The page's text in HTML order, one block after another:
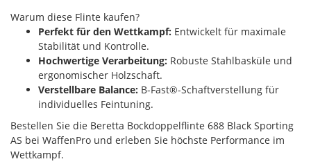
Warum diese Flinte kaufen?
Perfekt für den Wettkampf: Entwickelt für maximale
Stabilität und Kontrolle.
Hochwertige Verarbeitung: Robuste Stahlbasküle und
ergonomischer Holzschaft.
Verstellbare Balance: B-Fast®-Schaftverstellung für
individuelles Feintuning.
Bestellen Sie die Beretta Bockdoppelflinte 688 Black Sporting
AS bei WaffenPro und erleben Sie höchste Performance im
Wettkampf.